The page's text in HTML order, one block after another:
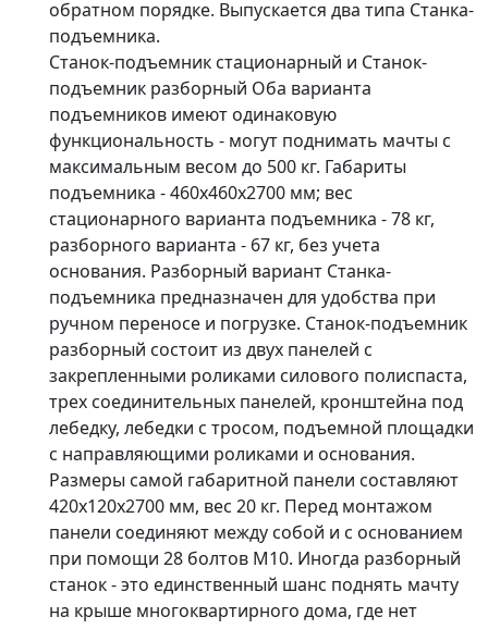
обратном порядке. Выпускается два типа Станка-
подъемника.
Станок-подъемник стационарный и Станок-
подъемник разборный Оба варианта
подъемников имеют одинаковую
функциональность - могут поднимать мачты с
максимальным весом до 500 кг. Габариты
подъемника - 460х460х2700 мм; вес
стационарного варианта подъемника - 78 кг,
разборного варианта - 67 кг, без учета
основания. Разборный вариант Станка-
подъемника предназначен для удобства при
ручном переносе и погрузке. Станок-подъемник
разборный состоит из двух панелей с
закрепленными роликами силового полиспаста,
трех соединительных панелей, кронштейна под
лебедку, лебедки с тросом, подъемной площадки
с направляющими роликами и основания.
Размеры самой габаритной панели составляют
420х120х2700 мм, вес 20 кг. Перед монтажом
панели соединяют между собой и с основанием
при помощи 28 болтов М10. Иногда разборный
станок - это единственный шанс поднять мачту
на крыше многоквартирного дома, где нет